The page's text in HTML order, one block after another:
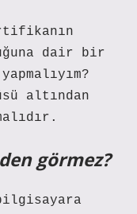
dair bir
altından
görmez?